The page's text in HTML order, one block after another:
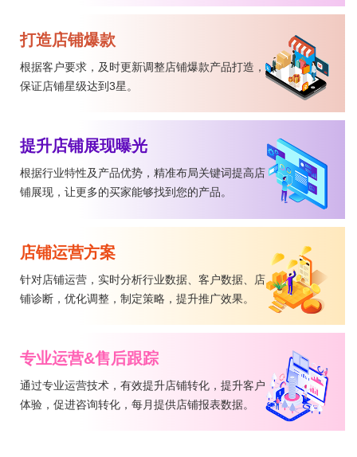
打造店铺爆款
根据客户要求，及时更新调整店铺爆款产品打造，
保证店铺星级达到3星。
提升店铺展现曝光
根据行业特性及产品优势，精准布局关键词提高店
铺展现，让更多的买家能够找到您的产品。
店铺运营方案
针对店铺运营，实时分析行业数据、客户数据、店
铺诊断，优化调整，制定策略，提升推广效果。
专业运营&售后跟踪
通过专业运营技术，有效提升店铺转化，提升客户
体验，促进咨询转化，每月提供店铺报表数据。